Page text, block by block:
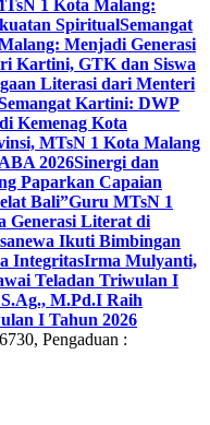
1 Kota Malang:
SpiritualSemangat
Menjadi Generasi
Kartini, GTK dan Siswa
Literasi dari Menteri
Kartini: DWP
Kemenag Kota
MTsN 1 Kota Malang
2026Sinergi dan
Paparkan Capaian
Bali”Guru MTsN 1
Generasi Literat di
Ikuti Bimbingan
IntegritasIrma Mulyanti,
Teladan Triwulan I
M.Pd.I Raih
I Tahun 2026
Pengaduan :